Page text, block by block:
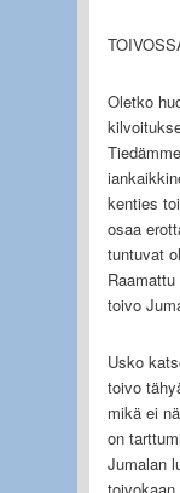
Oletko
kenties
osaa
tuntuvat
toivo
Usko
toivo
mikä ei
on
Jumalan